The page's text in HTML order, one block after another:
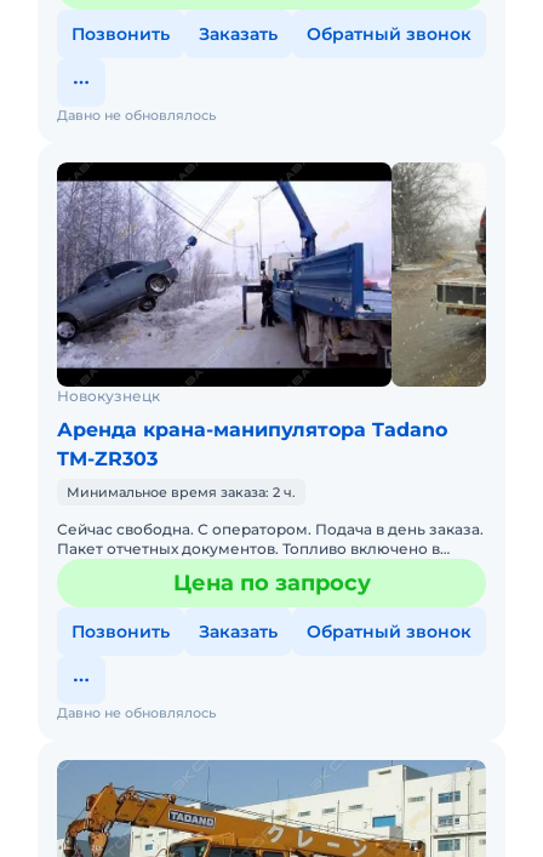
Позвонить Заказать Обратный звонок
Давно не обновлялось
Новокузнецк
Аренда крана-манипулятора Tadano
TM-ZR303
Минимальное время заказа: 2 ч.
Сейчас свободна. С оператором. Подача в день заказа.
Пакет отчетных документов. Топливо включено в
стоимость. Бесплатная доставка на место. Услуги
воровайки (
Цена по запросу
Позвонить Заказать Обратный звонок
Давно не обновлялось